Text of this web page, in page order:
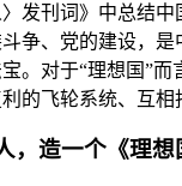
发刊词》中总结
争、党的建设，是
。对于“理想国”而
的飞轮系统、互相
，造一个《理想